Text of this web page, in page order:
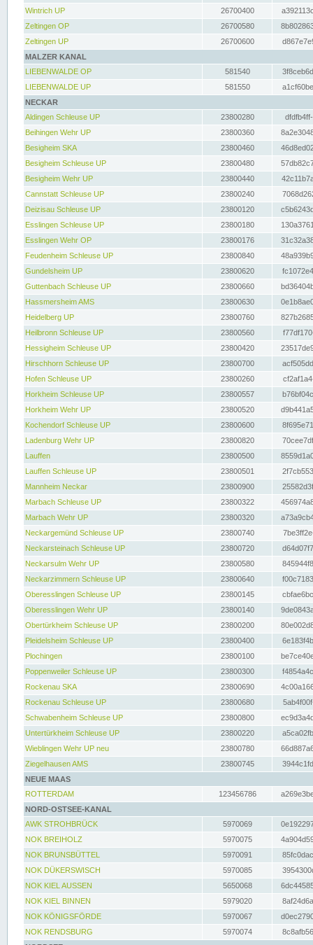
Wintrich UP
26700400
Zeltingen OP
26700580
Zeltingen UP
26700600
MALZER KANAL
LIEBENWALDE OP
581540
LIEBENWALDE UP
581550
NECKAR
Aldingen Schleuse UP
23800280
Beihingen Wehr UP
23800360
Besigheim SKA
23800460
Besigheim Schleuse UP
23800480
Besigheim Wehr UP
23800440
Cannstatt Schleuse UP
23800240
Deizisau Schleuse UP
23800120
Esslingen Schleuse UP
23800180
Esslingen Wehr OP
23800176
Feudenheim Schleuse UP
23800840
Gundelsheim UP
23800620
Guttenbach Schleuse UP
23800660
Hassmersheim AMS
23800630
Heidelberg UP
23800760
Heilbronn Schleuse UP
23800560
Hessigheim Schleuse UP
23800420
Hirschhorn Schleuse UP
23800700
Hofen Schleuse UP
23800260
Horkheim Schleuse UP
23800557
Horkheim Wehr UP
23800520
Kochendorf Schleuse UP
23800600
Ladenburg Wehr UP
23800820
Lauffen
23800500
Lauffen Schleuse UP
23800501
Mannheim Neckar
23800900
Marbach Schleuse UP
23800322
Marbach Wehr UP
23800320
Neckargemünd Schleuse UP
23800740
Neckarsteinach Schleuse UP
23800720
Neckarsulm Wehr UP
23800580
Neckarzimmern Schleuse UP
23800640
Oberesslingen Schleuse UP
23800145
Oberesslingen Wehr UP
23800140
Obertürkheim Schleuse UP
23800200
Pleidelsheim Schleuse UP
23800400
Plochingen
23800100
Poppenweiler Schleuse UP
23800300
Rockenau SKA
23800690
Rockenau Schleuse UP
23800680
Schwabenheim Schleuse UP
23800800
Untertürkheim Schleuse UP
23800220
Wieblingen Wehr UP neu
23800780
Ziegelhausen AMS
23800745
NEUE MAAS
ROTTERDAM
123456786
NORD-OSTSEE-KANAL
AWK STROHBRÜCK
5970069
NOK BREIHOLZ
5970075
NOK BRUNSBÜTTEL
5970091
NOK DÜKERSWISCH
5970085
NOK KIEL AUSSEN
5650068
NOK KIEL BINNEN
5979020
NOK KÖNIGSFÖRDE
5970067
NOK RENDSBURG
5970074